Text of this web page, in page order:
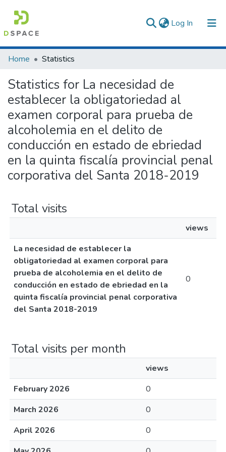
Log In (current)
Communities & Collections
All of DSpace
Home Statistics
Statistics for La necesidad de
establecer la obligatoriedad al
examen corporal para prueba de
alcoholemia en el delito de
conducción en estado de ebriedad
en la quinta fiscalía provincial penal
corporativa del Santa 2018-2019
Total visits
views
La necesidad de establecer la
obligatoriedad al examen corporal para
prueba de alcoholemia en el delito de
conducción en estado de ebriedad en la
quinta fiscalía provincial penal corporativa
del Santa 2018-2019
0
Total visits per month
views
February 2026
0
March 2026
0
April 2026
0